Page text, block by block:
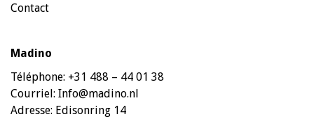
Contact
Madino
Téléphone: +31 488 – 44 01 38
Courriel: Info@madino.nl
Adresse: Edisonring 14